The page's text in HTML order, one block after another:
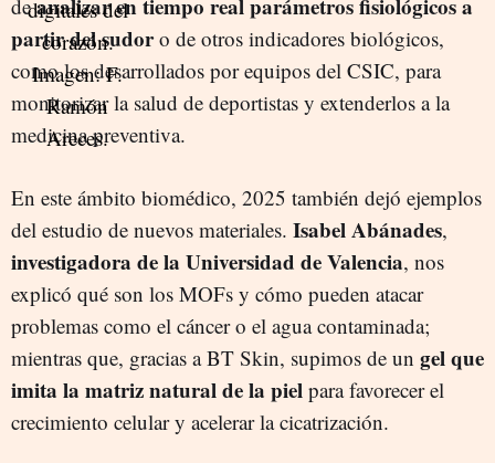
deanalizar en tiempo real parámetros fisiológicos a
partir del sudoro de otros indicadores biológicos,
como los desarrollados por equipos del CSIC, para
monitorizar la salud de deportistas y extenderlos a la
medicina preventiva.
En este ámbito biomédico, 2025 también dejó ejemplos
del estudio de nuevos materiales. Isabel Abánades,
investigadora de la Universidad de Valencia, nos
explicó qué son los MOFs y cómo pueden atacar
problemas como el cáncer o el agua contaminada;
mientras que, gracias a BT Skin, supimos de un gel que
imita la matriz natural de la piel para favorecer el
crecimiento celular y acelerar la cicatrización.